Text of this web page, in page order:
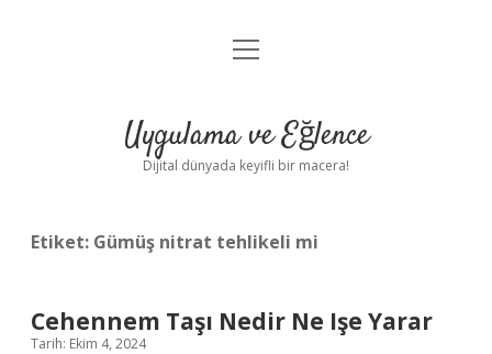
Anasayfa
Yasal Uyarı
menüyü
Uygulama ve Eğlence
Dijital dünyada keyifli bir macera!
Etiket: Gümüş nitrat tehlikeli mi
Cehennem Taşı Nedir Ne Işe Yarar
Tarih: Ekim 4, 2024